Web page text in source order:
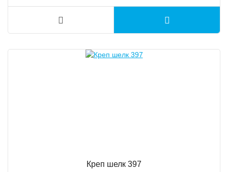
Креп шелк 397